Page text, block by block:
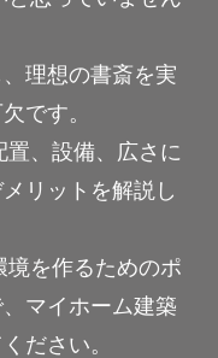
理想の書斎を実
です。
、設備、広さに
リットを解説し
を作るためのポ
マイホーム建築
ださい。